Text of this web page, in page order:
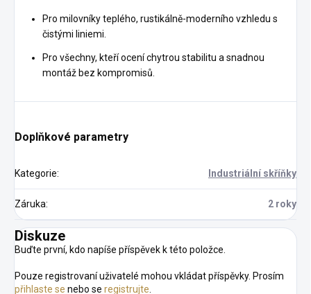
Pro milovníky teplého, rustikálně-moderního vzhledu s
čistými liniemi.
Pro všechny, kteří ocení chytrou stabilitu a snadnou
montáž bez kompromisů.
Doplňkové parametry
Kategorie: Industriální skříňky
Záruka: 2 roky
Diskuze
Buďte první, kdo napíše příspěvek k této položce.
Pouze registrovaní uživatelé mohou vkládat příspěvky. Prosím
přihlaste se nebo se registrujte